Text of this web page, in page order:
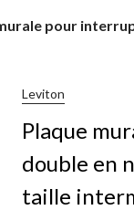
pour
Leviton
Plaque
double en
taille